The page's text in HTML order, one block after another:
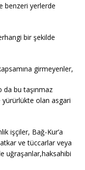
benzeri yerlerde
bir şekilde
girmeyenler,
da bu taşınmaz
yürürlükte olan asgari
işçiler, Bağ-Kur’a
ve tüccarlar veya
uğraşanlar,haksahibi